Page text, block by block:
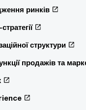
ринків
структури
продажів та